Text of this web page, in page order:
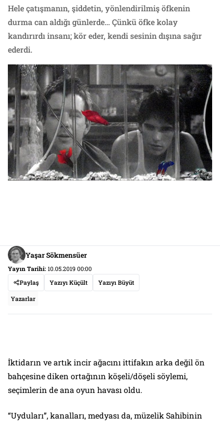
Hele çatışmanın, şiddetin, yönlendirilmiş öfkenin
durma can aldığı günlerde… Çünkü öfke kolay
kandırırdı insanı; kör eder, kendi sesinin dışına sağır
ederdi.
Yaşar Sökmensüer
Yayın Tarihi:10.05.2019 00:00
Paylaş
Yazıyı Küçült Yazıyı Büyüt
Yazarlar
İktidarın ve artık incir ağacını ittifakın arka değil ön
bahçesine diken ortağının köşeli/döşeli söylemi,
seçimlerin de ana oyun havası oldu.
“Uyduları”, kanalları, medyası da, müzelik Sahibinin